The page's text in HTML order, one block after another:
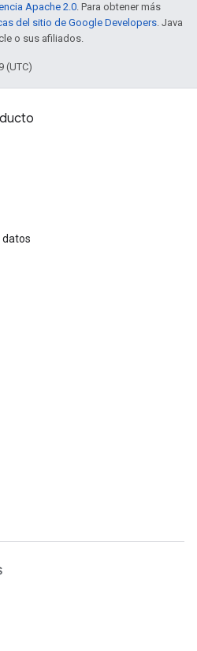
Apache 2.0. Para obtener más
del sitio de Google Developers. Java
o sus afiliados.
(UTC)
datos